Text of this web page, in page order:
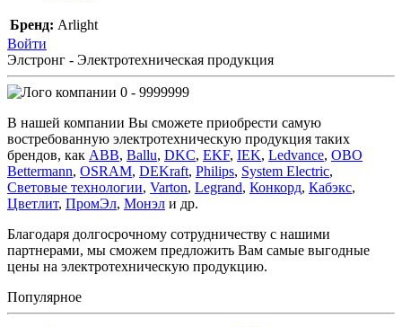
Бренд: Arlight
Войти
Элстронг - Электротехническая продукция
0 - 9999999
В нашей компании Вы сможете приобрести самую
востребованную электротехническую продукция таких
брендов, как ABB, Ballu, DKC, EKF, IEK, Ledvance, OBO
Bettermann, OSRAM, DEKraft, Philips, System Electric,
Световые технологии, Varton, Legrand, Конкорд, Кабэкс,
Цветлит, ПромЭл, Монэл и др.
Благодаря долгосрочному сотрудничеству с нашими
партнерами, мы сможем предложить Вам самые выгодные
цены на электротехническую продукцию.
Популярное